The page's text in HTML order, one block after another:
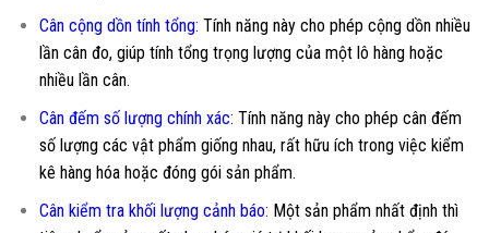
Cân cộng dồn tính tổng: Tính năng này cho phép cộng dồn nhiều
lần cân đo, giúp tính tổng trọng lượng của một lô hàng hoặc
nhiều lần cân.
Cân đếm số lượng chính xác: Tính năng này cho phép cân đếm
số lượng các vật phẩm giống nhau, rất hữu ích trong việc kiểm
kê hàng hóa hoặc đóng gói sản phẩm.
Cân kiểm tra khối lượng cảnh báo: Một sản phẩm nhất định thì